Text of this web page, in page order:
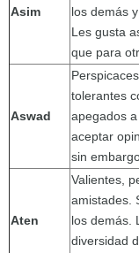
Asim
los demás
Les gusta
que para
Aswad
tolerantes
apegados
aceptar
sin
Aten
Valientes,
amistades.
los demás.
diversidad